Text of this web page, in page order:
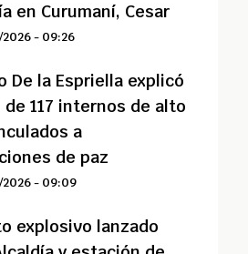
en Curumaní, Cesar
- 09:26
De la Espriella explicó
117 internos de alto
a
de paz
- 09:09
explosivo lanzado